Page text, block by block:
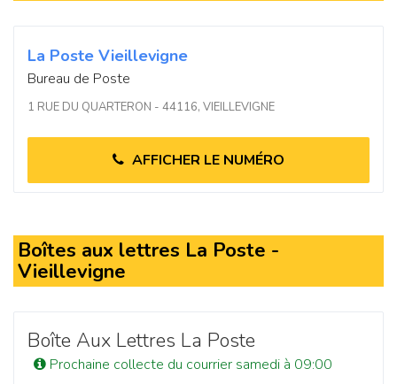
La Poste Vieillevigne
Bureau de Poste
1 RUE DU QUARTERON - 44116, VIEILLEVIGNE
AFFICHER LE NUMÉRO
Boîtes aux lettres La Poste -
Vieillevigne
Boîte Aux Lettres La Poste
Prochaine collecte du courrier samedi à 09:00